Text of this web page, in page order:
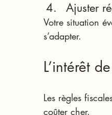
Ajuster
Votre situation
s’adapter.
L’intérêt
Les règles
coûter cher.